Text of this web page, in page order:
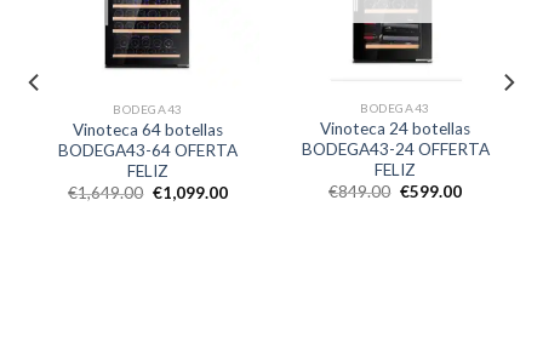
BODEGA43
Vinoteca 64 botellas
BODEGA43-64 OFERTA
FELIZ
€1,649.00 €1,099.00
BODEGA43
Vinoteca 24 botellas
BODEGA43-24 OFFERTA
FELIZ
€849.00 €599.00